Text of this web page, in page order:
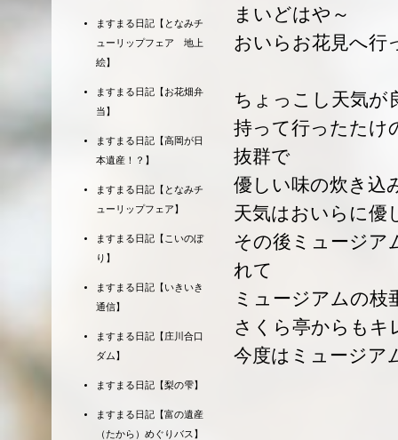
まいどはや～
おいらお花見へ
ちょっこし天気が
持って行ったたけ
抜群で
優しい味の炊き込
天気はおいらに優
その後ミュージア
れて
ミュージアムの枝
さくら亭からもキ
今度はミュージア
ますまる日記【となみチ
ューリップフェア 地上
絵】
ますまる日記【お花畑弁
当】
ますまる日記【高岡が日
本遺産！？】
ますまる日記【となみチ
ューリップフェア】
ますまる日記【こいのぼ
り】
ますまる日記【いきいき
通信】
ますまる日記【庄川合口
ダム】
ますまる日記【梨の雫】
ますまる日記【富の遺産
（たから）めぐりバス】